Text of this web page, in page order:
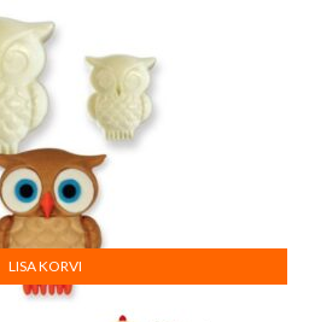
LISA KORVI